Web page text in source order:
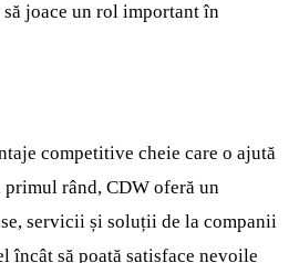
joace un rol important în
competitive cheie care o ajută
primul rând, CDW oferă un
servicii și soluții de la companii
încât să poată satisface nevoile